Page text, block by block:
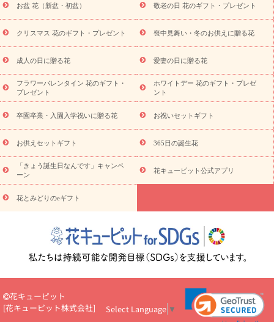
お供え プリザーブドフラワー
ペットのお供えフラワー
お盆（新
盆・初盆）
その他 お祝い返し お見舞い
お取り寄せギフト
ビジネス用
ご自宅用 観葉植物 ミディ胡蝶蘭
プリザーブ
ドフラワー
スタイルから探す アレンジメント 花束
スタ
ンド花
お祝い お供え・お悔やみ 胡蝶蘭 胡蝶蘭・花鉢
ディ胡蝶蘭・お祝い
ミディ胡蝶蘭・お供え
世界初の青色胡蝶蘭
観葉植物
観葉植物 産直多肉植物
プリザーブドフラワー
お祝い
お供え・お悔やみ 花とセットギフト
セミオーダー
プチギフト（hanamore -ハナモア-）
花とみどりのeギフト
キューピットのeGfit
カラー ピンク イエローオレンジ
レッ
ド
お花の種類 トルコキキョウ
お祝い お祝い・3000円～ お祝い・4000円～
お祝い・
5000円～
お祝い・7000円～ お祝い・ 10000円～
お供え・お
悔やみ
円～
お供え・お悔やみ・
読み物
いのマナー
定年退職祝いのマナー
お祝いを贈るときのマナー・
花キューピットのお祝いコラム一覧
誕生日のお花を「色
彩心理学」で選ぶ方法
結婚祝いの予算相場
出産祝いお役立ち情
ール
新築引っ越し祝いコラム お祝い花のマナー総まとめ
職
場上司や先輩へ贈るお祝い花の正解は？
開店祝いの花 選び方ガイ
お盆 花（新盆・初盆） 敬老の日 花のギフト・プレゼント
クリスマス 花のギフト・プレゼント 喪中見舞い・冬のお供えに贈る花
成人の日に贈る花 愛妻の日に贈る花
フラワーバレンタイン 花のギフト・
プレゼント
ホワイトデー 花のギフト・プレゼ
ント
卒園卒業・入園入学祝いに贈る花 お祝いセットギフト
お供えセットギフト 365日の誕生花
「きょう誕生日なんです」キャンペ
ーン
花キューピット公式アプリ
花とみどりのeギフト
花キューピット
[花キューピット株式会社] Select Language ▼